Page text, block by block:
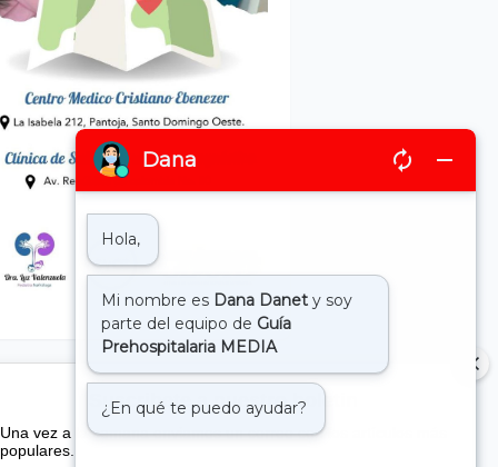
Suscribete a nuestro boletin
Una vez a la semana enviamos un correo con los artículos más
populares.